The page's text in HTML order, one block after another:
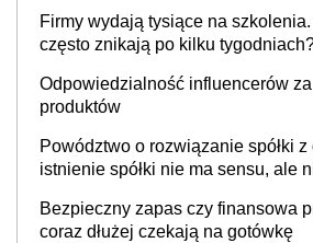
Firmy wydają tysiące na
często znikają po kilku
Odpowiedzialność influencerów
produktów
Powództwo o rozwiązanie spółki
istnienie spółki nie ma sensu, ale
Bezpieczny zapas czy finansowa
coraz dłużej czekają na gotówkę